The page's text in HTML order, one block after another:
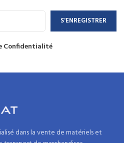
Confidentialité
dans lavente de matériels et